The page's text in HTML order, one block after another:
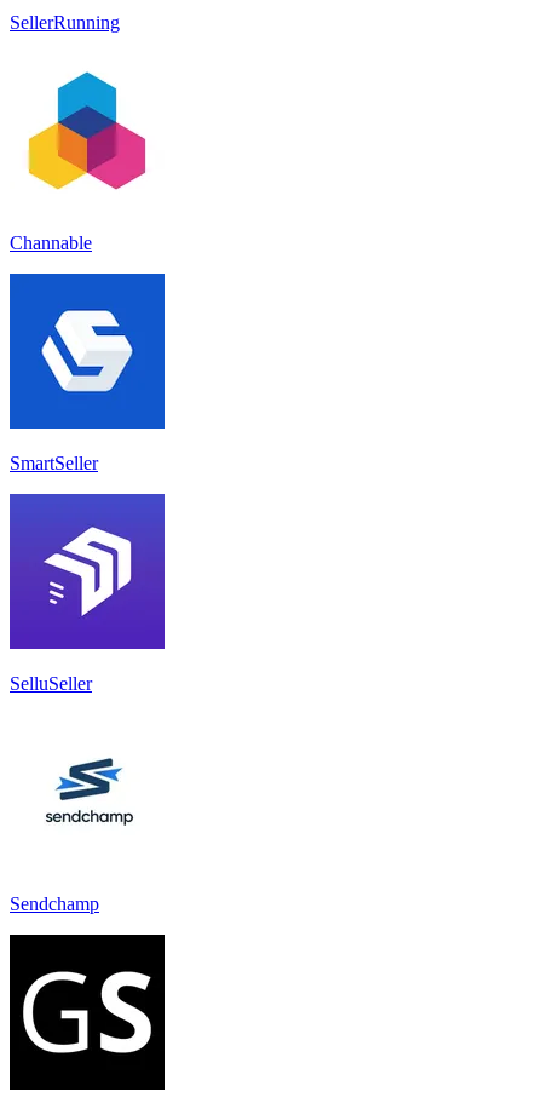
SellerRunning
Channable
SmartSeller
SelluSeller
Sendchamp